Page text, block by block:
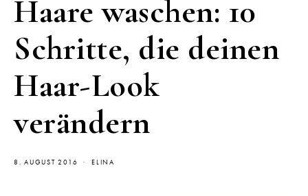
Haare waschen: 10
Schritte, die deinen
Haar-Look
verändern
8. AUGUST 2016 ELINA